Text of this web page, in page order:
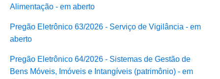
Alimentação - em aberto
Pregão Eletrônico 63/2026 - Serviço de Vigilância - em
aberto
Pregão Eletrônico 64/2026 - Sistemas de Gestão de
Bens Móveis, Imóveis e Intangíveis (patrimônio) - em